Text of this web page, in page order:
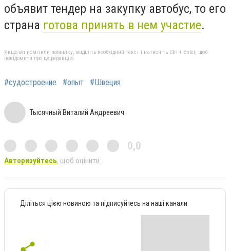
объявит тендер на закупку автобус, то его
страна готова принять в нем участие.
Якщо ви помітили помилку, виділіть необхідний текст і натисніть Ctrl + Enter, щоб
повідомити про це редакцію
#судостроение #опыт #Швеция
Тысячный Виталий Андреевич
0,0
Авторизуйтесь, щоб оцінити
Діліться цією новиною та підписуйтесь на наші канали